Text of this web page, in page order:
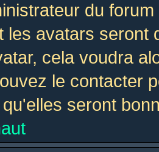
du
les avatars seront
cela voudra
le contacter
seront